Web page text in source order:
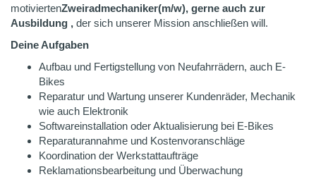
motiviertenZweiradmechaniker(m/w), gerne auch zur
Ausbildung , der sich unserer Mission anschließen will.
Deine Aufgaben
Aufbau und Fertigstellung von Neufahrrädern, auch E-
Bikes
Reparatur und Wartung unserer Kundenräder, Mechanik
wie auch Elektronik
Softwareinstallation oder Aktualisierung bei E-Bikes
Reparaturannahme und Kostenvoranschläge
Koordination der Werkstattaufträge
Reklamationsbearbeitung und Überwachung